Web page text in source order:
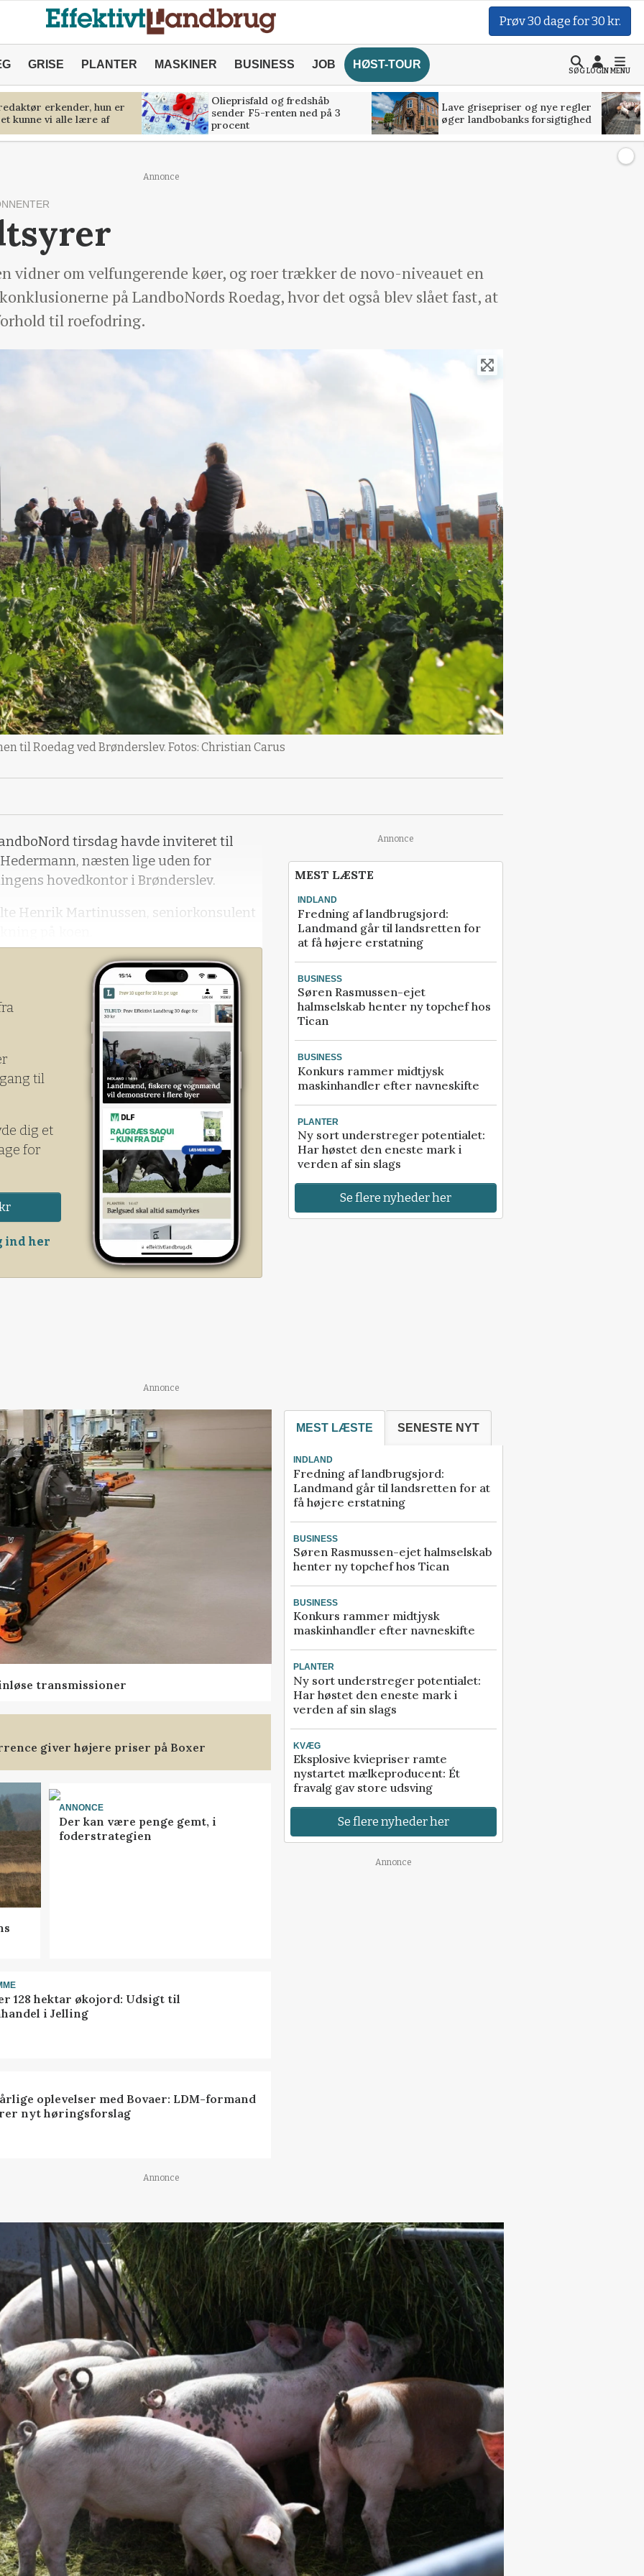
Prøv 30 dage for 30 kr.
GRISE PLANTER MASKINER BUSINESS JOB HØST-TOUR
SØGLOGINMENU
erkender, hun er
kunne vi alle lære af
Olieprisfald og fredshåb
sender F5-renten ned på 3
procent
Lave grisepriser og nye regler
øger landbobanks forsigtighed
Annonce
vidner om velfungerende køer, og roer trækker de novo-niveauet en
på LandboNords Roedag, hvor det også blev slået fast, at
til roefodring.
til Roedag ved Brønderslev. Fotos: Christian Carus
tirsdag havde inviteret til
næsten lige uden for
hovedkontor i Brønderslev.
Henrik Martinussen, seniorkonsulent
til
dig et
for
ind her
Annonce
MEST LÆSTE
INDLAND
Fredning af landbrugsjord:
Landmand går til landsretten for
at få højere erstatning
BUSINESS
Søren Rasmussen-ejet
halmselskab henter ny topchef hos
Tican
BUSINESS
Konkurs rammer midtjysk
maskinhandler efter navneskifte
PLANTER
Ny sort understreger potentialet:
Har høstet den eneste mark i
verden af sin slags
Se flere nyheder her
Annonce
transmissioner
giver højere priser på Boxer
ANNONCE
Der kan være penge gemt, i
foderstrategien
128 hektar økojord: Udsigt til
i Jelling
oplevelser med Bovaer: LDM-formand
nyt høringsforslag
MEST LÆSTE SENESTE NYT
INDLAND
Fredning af landbrugsjord:
Landmand går til landsretten for at
få højere erstatning
BUSINESS
Søren Rasmussen-ejet halmselskab
henter ny topchef hos Tican
BUSINESS
Konkurs rammer midtjysk
maskinhandler efter navneskifte
PLANTER
Ny sort understreger potentialet:
Har høstet den eneste mark i
verden af sin slags
KVÆG
Eksplosive kviepriser ramte
nystartet mælkeproducent: Ét
fravalg gav store udsving
Se flere nyheder her
Annonce
Annonce